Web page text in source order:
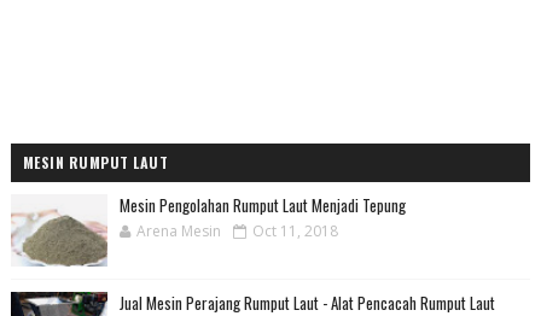
MESIN RUMPUT LAUT
Mesin Pengolahan Rumput Laut Menjadi Tepung
Arena Mesin Oct 11, 2018
Jual Mesin Perajang Rumput Laut - Alat Pencacah Rumput Laut